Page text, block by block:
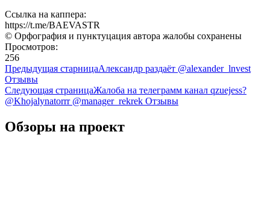
Ссылка на каппера:
https://t.me/BAEVASTR
© Орфография и пунктуцация автора жалобы сохранены
Просмотров:
256
Предыдущая старницаАлександр раздаёт @alexander_lnvest
Отзывы
Следующая страницаЖалоба на телеграмм канал qzuejess?
@Khojalynatorrr @manager_rekrek Отзывы
Обзоры на проект